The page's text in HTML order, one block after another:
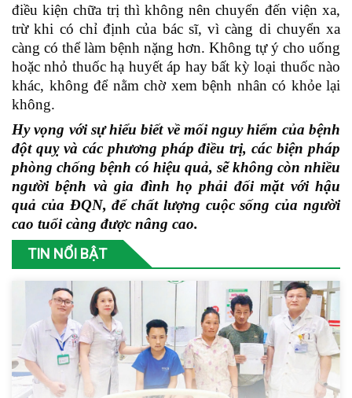
điều kiện chữa trị thì không nên chuyển đến viện xa,
trừ khi có chỉ định của bác sĩ, vì càng di chuyển xa
càng có thể làm bệnh nặng hơn. Không tự ý cho uống
hoặc nhỏ thuốc hạ huyết áp hay bất kỳ loại thuốc nào
khác, không để nằm chờ xem bệnh nhân có khỏe lại
không.
Hy vọng với sự hiểu biết về mối nguy hiểm của bệnh
đột quỵ và các phương pháp điều trị, các biện pháp
phòng chống bệnh có hiệu quả, sẽ không còn nhiều
người bệnh và gia đình họ phải đối mặt với hậu
quả của ĐQN, để chất lượng cuộc sống của người
cao tuổi càng được nâng cao.
TIN NỔI BẬT